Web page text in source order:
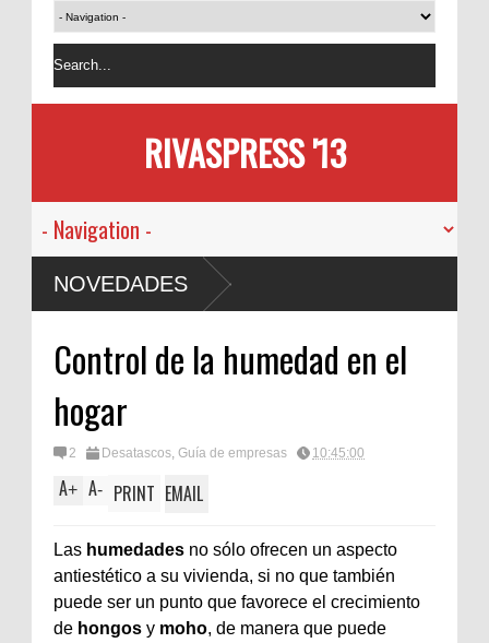
RIVASPRESS '13
NOVEDADES
Control de la humedad en el
hogar
2 Desatascos, Guía de empresas 10:45:00
A+ A- PRINT EMAIL
Las humedades no sólo ofrecen un aspecto
antiestético a su vivienda, si no que también
puede ser un punto que favorece el crecimiento
de hongos y moho, de manera que puede